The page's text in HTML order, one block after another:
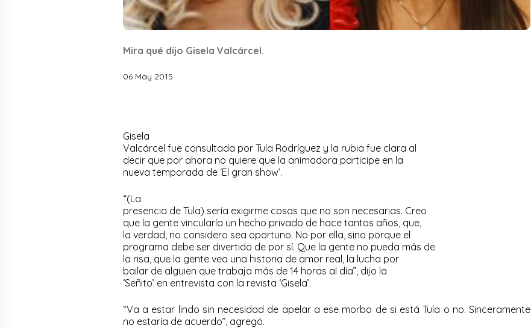
Mira qué dijo Gisela Valcárcel.
06 May 2015
Gisela
Valcárcel fue consultada por Tula Rodríguez y la rubia fue clara al
decir que por ahora no quiere que la animadora participe en la
nueva temporada de ‘El gran show’.
“(La
presencia de Tula) sería exigirme cosas que no son necesarias. Creo
que la gente vincularía un hecho privado de hace tantos años, que,
la verdad, no considero sea oportuno. No por ella, sino porque el
programa debe ser divertido de por sí. Que la gente no pueda más de
la risa, que la gente vea una historia de amor real, la lucha por
bailar de alguien que trabaja más de 14 horas al día”, dijo la
‘Señito’ en entrevista con la revista ‘Gisela’.
“Va a estar lindo sin necesidad de apelar a ese morbo de si está Tula o no. Sinceramente
no estaría de acuerdo”, agregó.